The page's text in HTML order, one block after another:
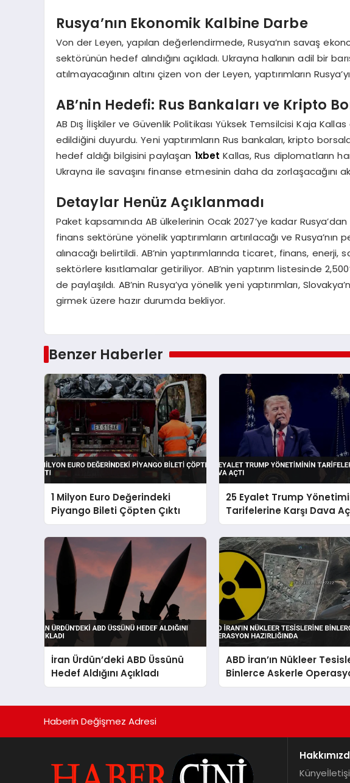
Rusya’nın Ekonomik Kalbine Darbe
Von der Leyen, yapılan değerlendirmede, Rusya’nın savaş
sektörünün hedef alındığını açıkladı. Ukrayna halkının adil bir
atılmayacağının altını çizen von der Leyen, yaptırımların
AB’nin Hedefi: Rus Bankaları ve Kripto
AB Dış İlişkiler ve Güvenlik Politikası Yüksek Temsilcisi Kaja
edildiğini duyurdu. Yeni yaptırımların Rus bankaları, kripto
hedef aldığı bilgisini paylaşan 1xbet Kallas, Rus diplomatların
Ukrayna ile savaşını finanse etmesinin daha da zorlaşacağını
Detaylar Henüz Açıklanmadı
Paket kapsamında AB ülkelerinin Ocak 2027’ye kadar Rusya’dan
finans sektörüne yönelik yaptırımların artırılacağı ve
alınacağı belirtildi. AB’nin yaptırımlarında ticaret, finans, enerji,
sektörlere kısıtlamalar getiriliyor. AB’nin yaptırım listesinde
de paylaşıldı. AB’nin Rusya’ya yönelik yeni yaptırımları,
girmek üzere hazır durumda bekliyor.
Benzer Haberler
1 Milyon Euro Değerindeki
Piyango Bileti Çöpten Çıktı
25 Eyalet Trump
Tarifelerine Karşı Dava
İran Ürdün’deki ABD Üssünü
Hedef Aldığını Açıkladı
ABD İran’ın Nükleer
Binlerce Askerle
Hazırlığında
Haberin Değişmez Adresi
Künye